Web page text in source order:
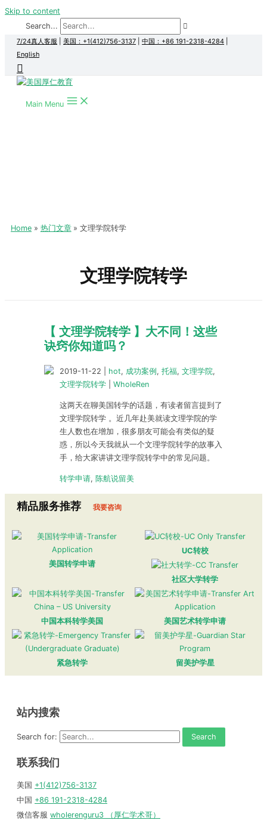
Skip to content
Search...
7/24真人客服 美国：+1(412)756-3137 中国：+86 191-2318-4284
English
Main Menu
Home 热门文章 文理学院转学
文理学院转学
【 文理学院转学 】大不同！这些
诀窍你知道吗？
2019-11-22 hot, 成功案例 , 托福, 文理学院,
文理学院转学
WholeRen
这两天在聊美国转学的话题，有读者留言提到了
文理学院转学 。近几年赴美就读文理学院的学
生人数也在增加，很多朋友可能会有类似的疑
惑，所以今天我就从一个文理学院转学的故事入
手，给大家讲讲文理学院转学中的常见问题。
转学申请, 陈航说留美
精品服务推荐 我要咨询
美国转学申请
UC转校
社区大学转学
中国本科转学美国 美国艺术转学申请
紧急转学 留美护学星
站内搜索
Search for:
联系我们
美国 +1(412)756-3137
中国 +86 191-2318-4284
微信客服 wholerenguru3 （厚仁学术哥）